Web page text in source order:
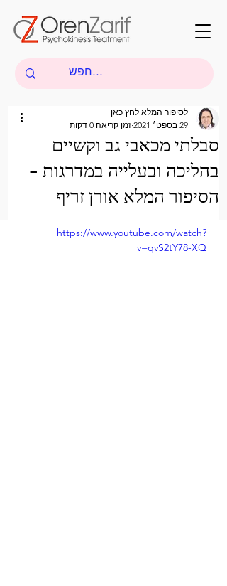
סבלתי מכאבי גב וקשיים
בהליכה ובעלייה במדרגות -
הסיפור המלא אורן זריף
לסיפור המלא לחץ כאן
29 בספט׳ 2021
זמן קריאה 0 דקות
https://www.youtube.com/watch?
v=qvS2tY78-XQ